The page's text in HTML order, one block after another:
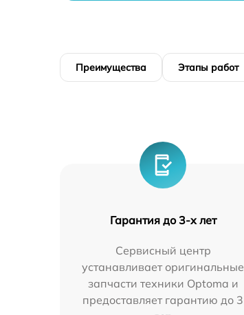
Преимущества Этапы работ
Гарантия до 3-х лет
Сервисный центр
устанавливает оригинальные
запчасти техники Optoma и
предоставляет гарантию до 3